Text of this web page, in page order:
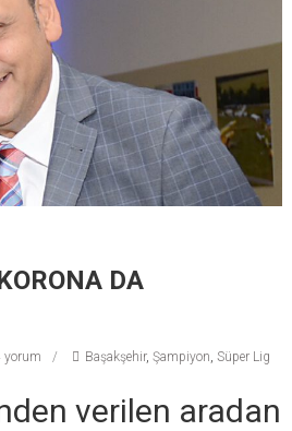
DA
yorum Başakşehir, Şampiyon, Süper Lig
verilen aradan